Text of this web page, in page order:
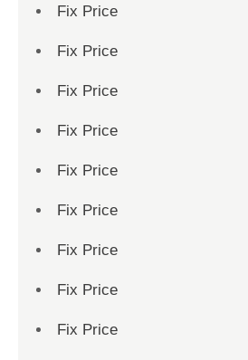
Fix Price
Fix Price
Fix Price
Fix Price
Fix Price
Fix Price
Fix Price
Fix Price
Fix Price